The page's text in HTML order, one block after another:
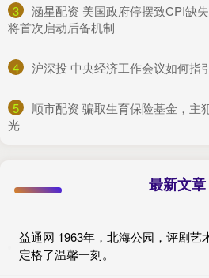
3
涵星配资 美国政府停摆致CPI缺
将首次启动后备机制
4 沪深投 中央经济工作会议如何指
5
顺市配资 骗取生育保险基金，主
光
最新文章
益通网 1963年，北海公园，评剧艺
定格了温馨一刻。